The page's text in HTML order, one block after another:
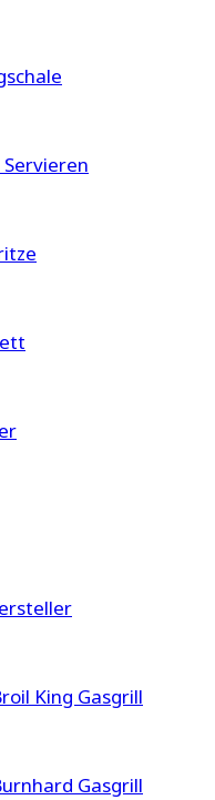
King Gasgrill
Gasgrill